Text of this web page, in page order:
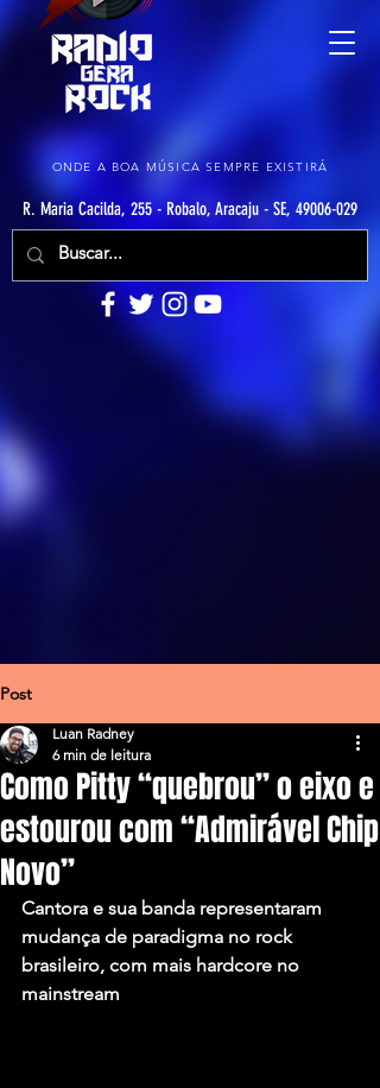
ONDE A BOA MÚSICA SEMPRE EXISTIRÁ
R. Maria Cacilda, 255 - Robalo, Aracaju - SE, 49006-029
Post
Como Pitty “quebrou” o eixo e
estourou com “Admirável Chip
Novo”
Luan Radney
6 min de leitura
Cantora e sua banda representaram
mudança de paradigma no rock
brasileiro, com mais hardcore no
mainstream